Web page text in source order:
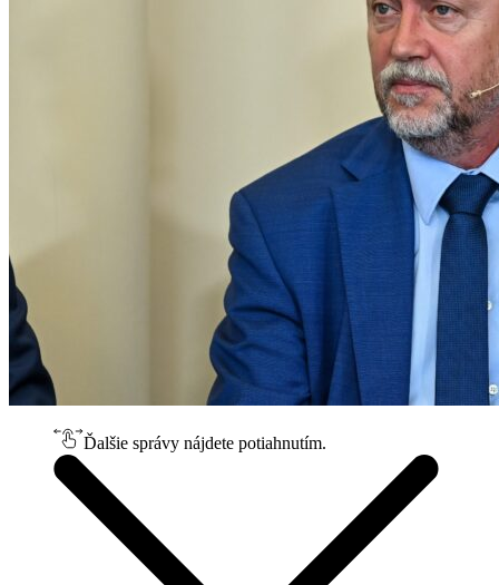
Ďalšie správy nájdete potiahnutím.